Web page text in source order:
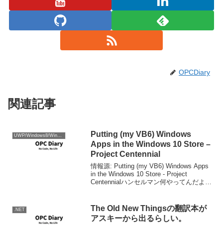
OPCDiary
関連記事
Putting (my VB6) Windows
Apps in the Windows 10 Store –
Project Centennial
情報源: Putting (my VB6) Windows Apps
in the Windows 10 Store - Project
Centennialハンセルマン何やってんだよｗ
.NET
The Old New Thingsの翻訳本が
アスキーから出るらしい。